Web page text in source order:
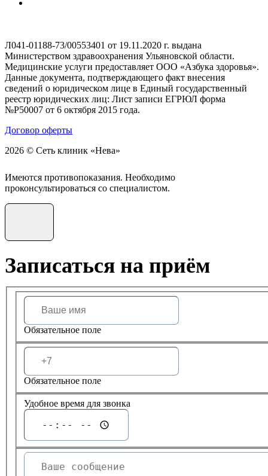
Л041-01188-73/00553401 от 19.11.2020 г. выдана
Министерством здравоохранения Ульяновской области.
Медицинские услуги предоставляет ООО «Азбука здоровья».
Данные документа, подтверждающего факт внесения
сведений о юридическом лице в Единый государственный
реестр юридических лиц: Лист записи ЕГРЮЛ форма
№Р50007 от 6 октября 2015 года.
Договор оферты
2026 © Сеть клиник «Нева»
Имеются противопоказания. Необходимо
проконсультироваться со специалистом.
Записаться на приём
Обязательное поле
Обязательное поле
Удобное время для звонка